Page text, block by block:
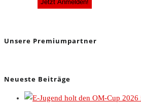
Unsere Premiumpartner
Neueste Beiträge